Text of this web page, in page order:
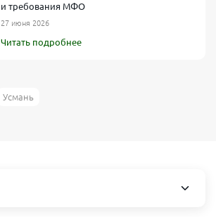
и требования МФО
27 июня 2026
Читать подробнее
Усмань